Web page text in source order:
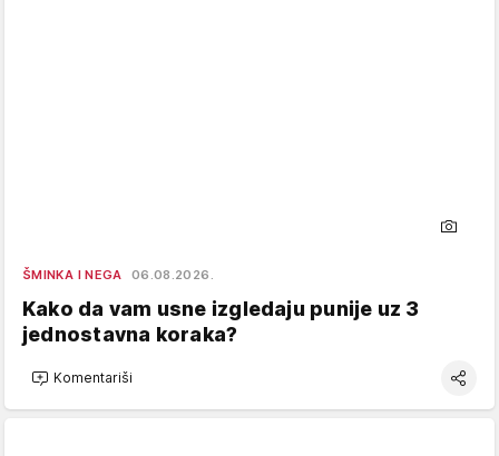
ŠMINKA I NEGA 06.08.2026.
Kako da vam usne izgledaju punije uz 3
jednostavna koraka?
Komentariši